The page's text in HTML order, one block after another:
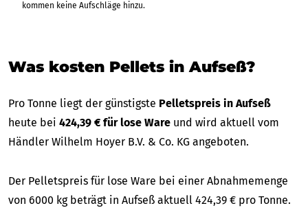
kommen keine Aufschläge hinzu.
Was kosten Pellets in Aufseß?
Pro Tonne liegt der günstigste Pelletspreis in Aufseß
heute bei 424,39 € für lose Ware und wird aktuell vom
Händler Wilhelm Hoyer B.V. & Co. KG angeboten.
Der Pelletspreis für lose Ware bei einer Abnahmemenge
von 6000 kg beträgt in Aufseß aktuell 424,39 € pro Tonne.